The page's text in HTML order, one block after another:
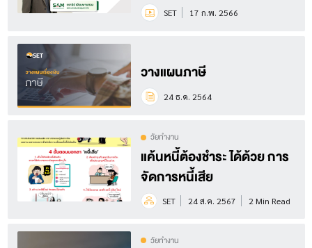
SET 17 ก.พ. 2566
วางแผนภาษี
24 ธ.ค. 2564
วัยทำงาน
แค้นหนี้ต้องชำระ ได้ด้วย การ
จัดการหนี้เสีย
SET 24 ส.ค. 2567 2 Min Read
วัยทำงาน